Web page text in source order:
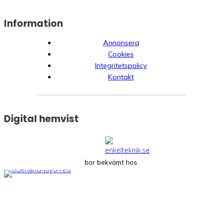
Information
Annonsera
Cookies
Integritetspolicy
Kontakt
Digital hemvist
bor bekvämt hos